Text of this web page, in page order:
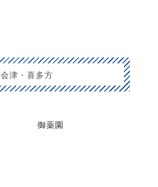
会津・喜多方
御薬園